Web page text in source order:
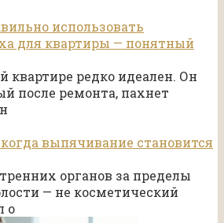
использовать
для квартиры — понятный
квартире редко идеален. Он
после ремонта, пахнет
выпячивание становится
органов за пределы
— не косметический
о